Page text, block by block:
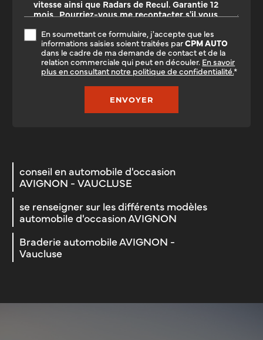
En soumettant ce formulaire, j'accepte que les
informations saisies soient traitées parCPM AUTO
dans le cadre de ma demande de contact et de la
relation commerciale qui peut en découler. En savoir
plus en consultant notre politique de confidentialité.*
conseil en automobile d'occasion
AVIGNON - VAUCLUSE
se renseigner sur les différents modèles
automobile d'occasion AVIGNON
Braderie automobile AVIGNON -
Vaucluse